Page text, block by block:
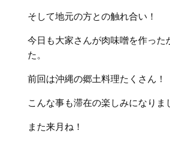
そして地元の方との触れ合い！
今日も大家さんが肉味噌を作った
た。
前回は沖縄の郷土料理たくさん！
こんな事も滞在の楽しみになりま
また来月ね！